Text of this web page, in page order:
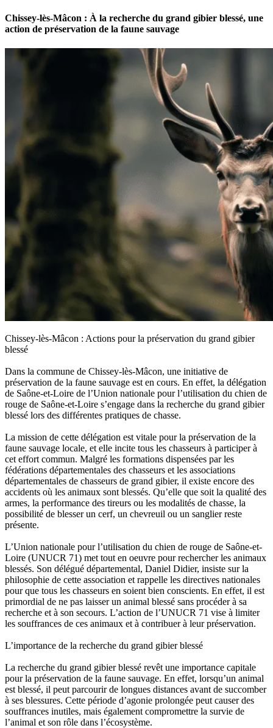
Chissey-lès-Mâcon : À la recherche du grand gibier blessé, une
action de préservation de la faune sauvage
Chissey-lès-Mâcon : Actions pour la préservation du grand gibier
blessé
Dans la commune de Chissey-lès-Mâcon, une initiative de
préservation de la faune sauvage est en cours. En effet, la délégation
de Saône-et-Loire de l’Union nationale pour l’utilisation du chien de
rouge de Saône-et-Loire s’engage dans la recherche du grand gibier
blessé lors des différentes pratiques de chasse.
La mission de cette délégation est vitale pour la préservation de la
faune sauvage locale, et elle incite tous les chasseurs à participer à
cet effort commun. Malgré les formations dispensées par les
fédérations départementales des chasseurs et les associations
départementales de chasseurs de grand gibier, il existe encore des
accidents où les animaux sont blessés. Qu’elle que soit la qualité des
armes, la performance des tireurs ou les modalités de chasse, la
possibilité de blesser un cerf, un chevreuil ou un sanglier reste
présente.
L’Union nationale pour l’utilisation du chien de rouge de Saône-et-
Loire (UNUCR 71) met tout en oeuvre pour rechercher les animaux
blessés. Son délégué départemental, Daniel Didier, insiste sur la
philosophie de cette association et rappelle les directives nationales
pour que tous les chasseurs en soient bien conscients. En effet, il est
primordial de ne pas laisser un animal blessé sans procéder à sa
recherche et à son secours. L’action de l’UNUCR 71 vise à limiter
les souffrances de ces animaux et à contribuer à leur préservation.
L’importance de la recherche du grand gibier blessé
La recherche du grand gibier blessé revêt une importance capitale
pour la préservation de la faune sauvage. En effet, lorsqu’un animal
est blessé, il peut parcourir de longues distances avant de succomber
à ses blessures. Cette période d’agonie prolongée peut causer des
souffrances inutiles, mais également compromettre la survie de
l’animal et son rôle dans l’écosystème.